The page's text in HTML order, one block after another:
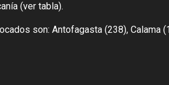
(ver tabla).
son: Antofagasta (238), Calama